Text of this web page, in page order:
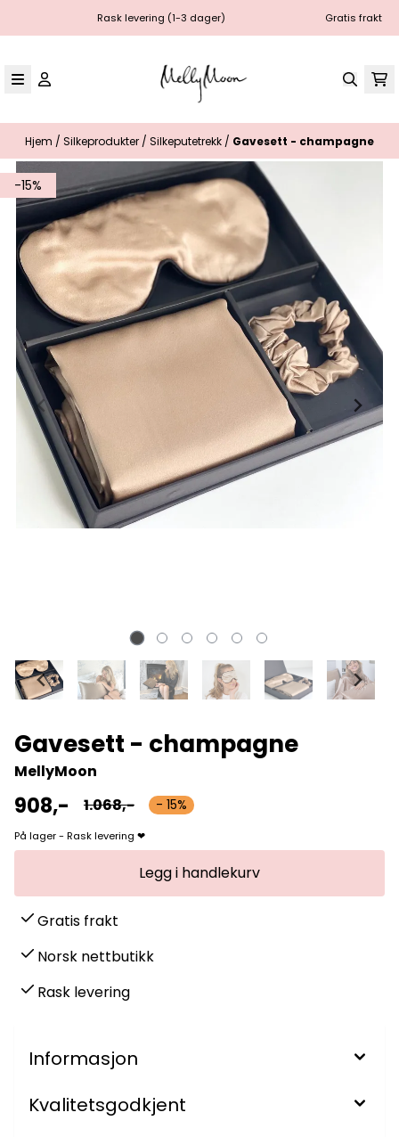
Hopp til innholdRask levering (1-3 dager) Gratis frakt
Hjem / Silkeprodukter / Silkeputetrekk / Gavesett - champagne
-15%
Gavesett - champagne
MellyMoon
908,- 1.068,- - 15%
På lager - Rask levering ❤
Gratis frakt
Norsk nettbutikk
Rask levering
Informasjon
Kvalitetsgodkjent